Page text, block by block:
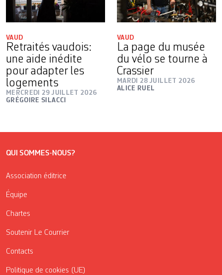
VAUD
Retraités vaudois:
une aide inédite
pour adapter les
logements
MERCREDI 29 JUILLET 2026
GRÉGOIRE SILACCI
VAUD
La page du musée
du vélo se tourne à
Crassier
MARDI 28 JUILLET 2026
ALICE RUEL
QUI SOMMES-NOUS?
Association éditrice
Équipe
Chartes
Soutenir Le Courrier
Contacts
Politique de cookies (UE)